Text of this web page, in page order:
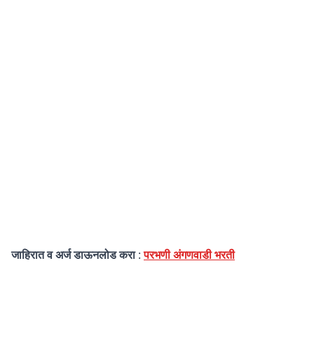
जाहिरात व अर्ज डाऊनलोड करा:परभणी अंगणवाडी भरती